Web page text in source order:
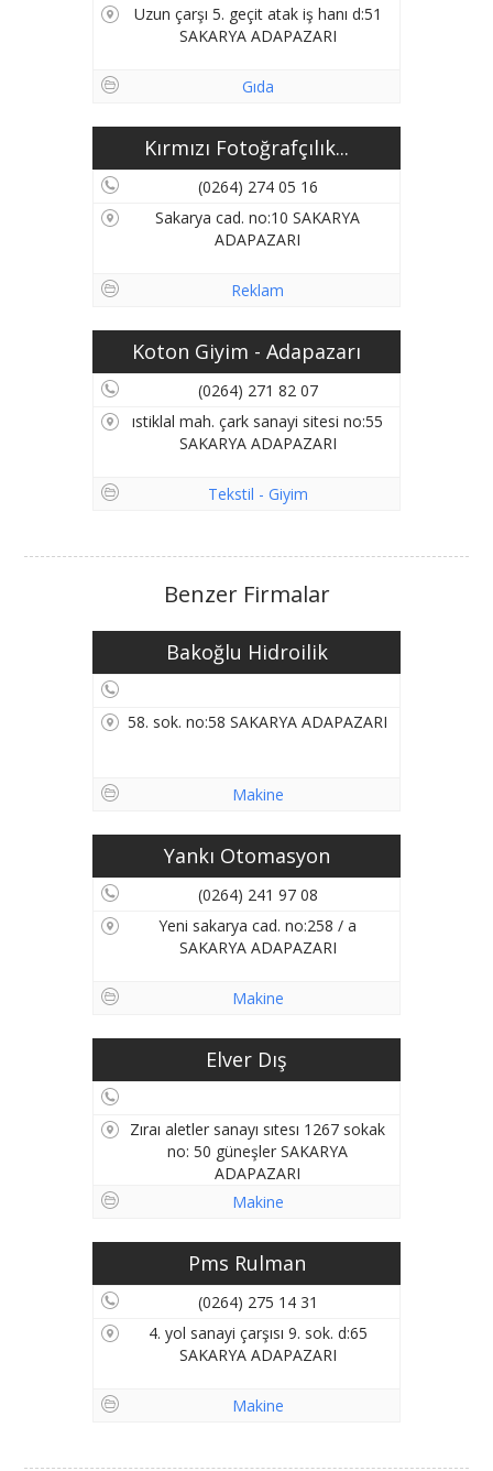
Uzun çarşı 5. geçit atak iş hanı d:51
SAKARYA ADAPAZARI
Gıda
Kırmızı Fotoğrafçılık...
(0264) 274 05 16
Sakarya cad. no:10 SAKARYA
ADAPAZARI
Reklam
Koton Giyim - Adapazarı
(0264) 271 82 07
ıstiklal mah. çark sanayi sitesi no:55
SAKARYA ADAPAZARI
Tekstil - Giyim
Benzer Firmalar
Bakoğlu Hidroilik
58. sok. no:58 SAKARYA ADAPAZARI
Makine
Yankı Otomasyon
(0264) 241 97 08
Yeni sakarya cad. no:258 / a
SAKARYA ADAPAZARI
Makine
Elver Dış
Zıraı aletler sanayı sıtesı 1267 sokak
no: 50 güneşler SAKARYA
ADAPAZARI
Makine
Pms Rulman
(0264) 275 14 31
4. yol sanayi çarşısı 9. sok. d:65
SAKARYA ADAPAZARI
Makine